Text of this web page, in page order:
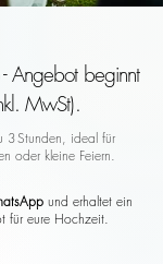
Angebot beginnt
MwSt).
Stunden, ideal für
oder kleine Feiern.
und erhaltet ein
für eure Hochzeit.